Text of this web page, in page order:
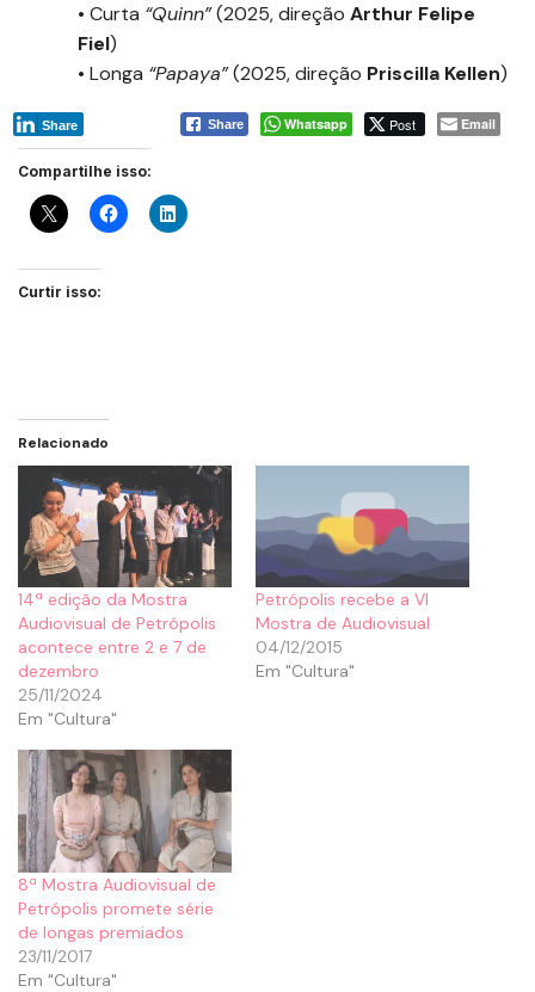
• Curta “Quinn”(2025, direção Arthur Felipe
Fiel)
• Longa “Papaya”(2025, direção Priscilla Kellen)
Share Whatsapp Post Email
Share
Compartilhe isso:
Curtir isso:
Relacionado
14ª edição da Mostra
Audiovisual de Petrópolis
acontece entre 2 e 7 de
dezembro
25/11/2024
Em "Cultura"
Petrópolis recebe a VI
Mostra de Audiovisual
04/12/2015
Em "Cultura"
8ª Mostra Audiovisual de
Petrópolis promete série
de longas premiados
23/11/2017
Em "Cultura"